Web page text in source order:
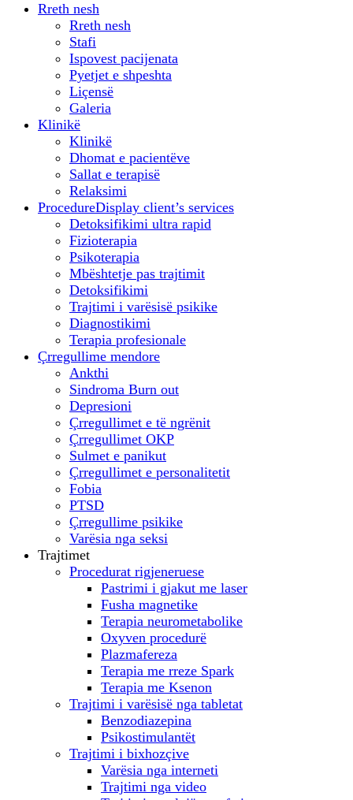
Rreth nesh
Rreth nesh
Stafi
Ispovest pacijenata
Pyetjet e shpeshta
Liçensë
Galeria
Klinikë
Klinikë
Dhomat e pacientëve
Sallat e terapisë
Relaksimi
ProcedureDisplay client’s services
Detoksifikimi ultra rapid
Fizioterapia
Psikoterapia
Mbështetje pas trajtimit
Detoksifikimi
Trajtimi i varësisë psikike
Diagnostikimi
Terapia profesionale
Çrregullime mendore
Ankthi
Sindroma Burn out
Depresioni
Çrregullimet e të ngrënit
Çrregullimet OKP
Sulmet e panikut
Çrregullimet e personalitetit
Fobia
PTSD
Çrregullime psikike
Varësia nga seksi
Trajtimet
Procedurat rigjeneruese
Pastrimi i gjakut me laser
Fusha magnetike
Terapia neurometabolike
Oxyven procedurë
Plazmafereza
Terapia me rreze Spark
Terapia me Ksenon
Trajtimi i varësisë nga tabletat
Benzodiazepina
Psikostimulantët
Trajtimi i bixhozçive
Varësia nga interneti
Trajtimi nga video